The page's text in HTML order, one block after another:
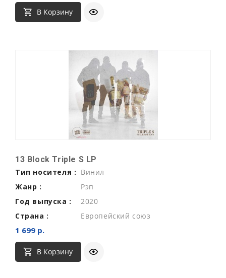
В Корзину
13 Block Triple S LP
Тип носителя : Винил
Жанр :
Рэп
Год выпуска :
2020
Страна :
Европейский союз
1 699 р.
В Корзину